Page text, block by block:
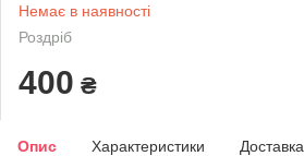
Немає в наявності
Роздріб
400 ₴
Опис Характеристики Доставка